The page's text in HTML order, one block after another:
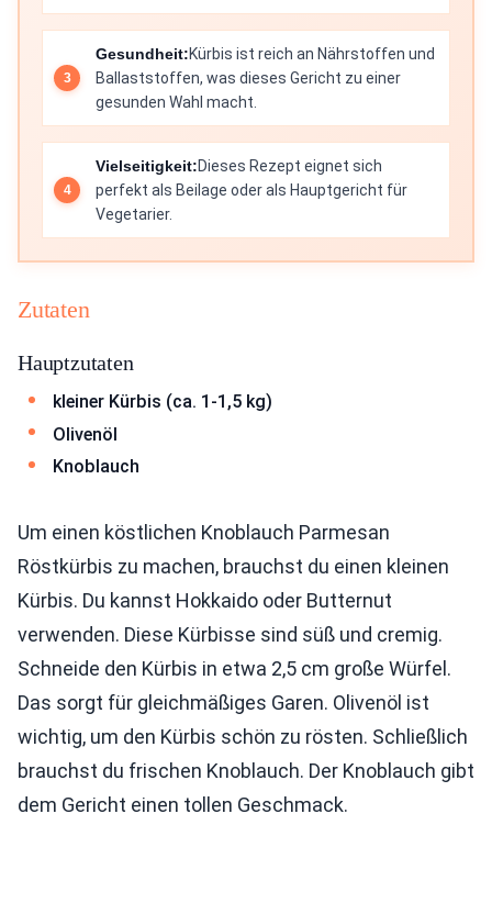
Gesundheit:Kürbis ist reich an Nährstoffen und
Ballaststoffen, was dieses Gericht zu einer
gesunden Wahl macht.
Vielseitigkeit:Dieses Rezept eignet sich
perfekt als Beilage oder als Hauptgericht für
Vegetarier.
Zutaten
Hauptzutaten
kleiner Kürbis (ca. 1-1,5 kg)
Olivenöl
Knoblauch
Um einen köstlichen Knoblauch Parmesan
Röstkürbis zu machen, brauchst du einen kleinen
Kürbis. Du kannst Hokkaido oder Butternut
verwenden. Diese Kürbisse sind süß und cremig.
Schneide den Kürbis in etwa 2,5 cm große Würfel.
Das sorgt für gleichmäßiges Garen. Olivenöl ist
wichtig, um den Kürbis schön zu rösten. Schließlich
brauchst du frischen Knoblauch. Der Knoblauch gibt
dem Gericht einen tollen Geschmack.